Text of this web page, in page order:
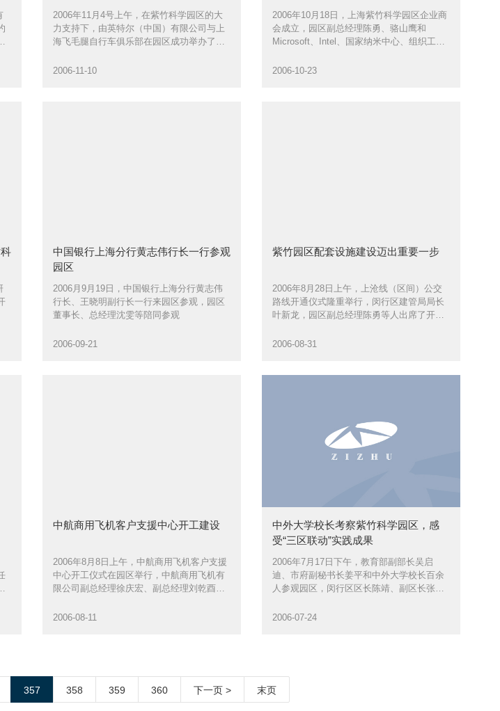
2006年11月4号上午，在紫竹科学园区的大
力支持下，由英特尔（中国）有限公司与上
海飞毛腿自行车俱乐部在园区成功举办了上
2006-11-10
2006年10月18日，上海紫竹科学园区企业商
会成立，园区副总经理陈勇、骆山鹰和
Microsoft、Intel、国家纳米中心、组织工程
机构的30余家企业代表共50余人出席了成立
2006-10-23
中国银行上海分行黄志伟行长一行参观
园区
2006月9月19日，中国银行上海分行黄志伟
行长、王晓明副行长一行来园区参观，园区
董事长、总经理沈雯等陪同参观
2006-09-21
紫竹园区配套设施建设迈出重要一步
2006年8月28日上午，上沧线（区间）公交
路线开通仪式隆重举行，闵行区建管局局长
叶新龙，园区副总经理陈勇等人出席了开通
2006-08-31
中航商用飞机客户支援中心开工建设
2006年8月8日上午，中航商用飞机客户支援
中心开工仪式在园区举行，中航商用飞机有
限公司副总经理徐庆宏、副总经理刘乾酉，
2006-08-11
中外大学校长考察紫竹科学园区，感
受“三区联动”实践成果
2006年7月17日下午，教育部副部长吴启
迪、市府副秘书长姜平和中外大学校长百余
人参观园区，闵行区区长陈靖、副区长张辰
2006-07-24
357 358 359 360 下一页 > 末页